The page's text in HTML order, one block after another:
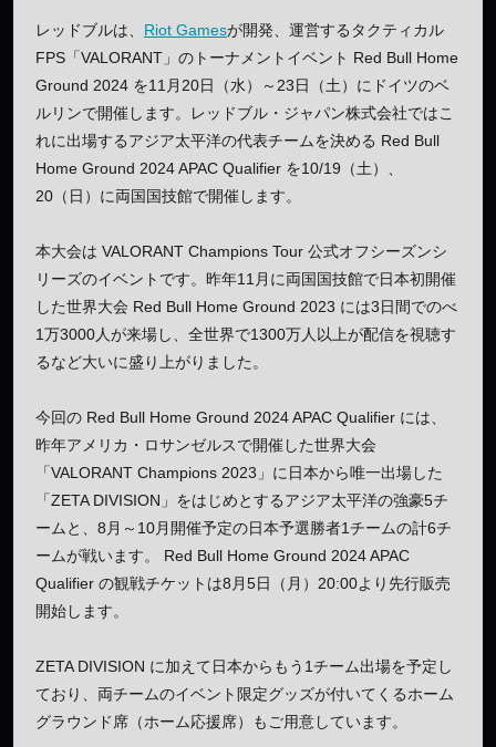
レッドブルは、 Riot Gamesが開発、運営するタクティカル
FPS「VALORANT」のトーナメントイベント Red Bull Home
Ground 2024 を11月20日（水）～23日（土）にドイツのベ
ルリンで開催します。レッドブル・ジャパン株式会社ではこ
れに出場するアジア太平洋の代表チームを決める Red Bull
Home Ground 2024 APAC Qualifier を10/19（土）、
20（日）に両国国技館で開催します。
本大会は VALORANT Champions Tour 公式オフシーズンシ
リーズのイベントです。昨年11月に両国国技館で日本初開催
した世界大会 Red Bull Home Ground 2023 には3日間でのべ
1万3000人が来場し、全世界で1300万人以上が配信を視聴す
るなど大いに盛り上がりました。
今回の Red Bull Home Ground 2024 APAC Qualifier には、
昨年アメリカ・ロサンゼルスで開催した世界大会
「VALORANT Champions 2023」に日本から唯一出場した
「ZETA DIVISION」をはじめとするアジア太平洋の強豪5チ
ームと、8月～10月開催予定の日本予選勝者1チームの計6チ
ームが戦います。 Red Bull Home Ground 2024 APAC
Qualifier の観戦チケットは8月5日（月）20:00より先行販売
開始します。
ZETA DIVISION に加えて日本からもう1チーム出場を予定し
ており、両チームのイベント限定グッズが付いてくるホーム
グラウンド席（ホーム応援席）もご用意しています。